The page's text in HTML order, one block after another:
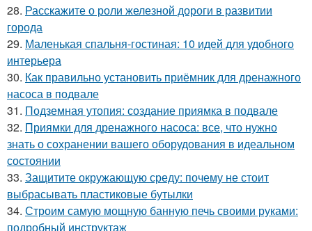
28. Расскажите о роли железной дороги в развитии
города
29. Маленькая спальня-гостиная: 10 идей для удобного
интерьера
30. Как правильно установить приёмник для дренажного
насоса в подвале
31. Подземная утопия: создание приямка в подвале
32. Приямки для дренажного насоса: все, что нужно
знать о сохранении вашего оборудования в идеальном
состоянии
33. Защитите окружающую среду: почему не стоит
выбрасывать пластиковые бутылки
34. Строим самую мощную банную печь своими руками:
подробный инструктаж